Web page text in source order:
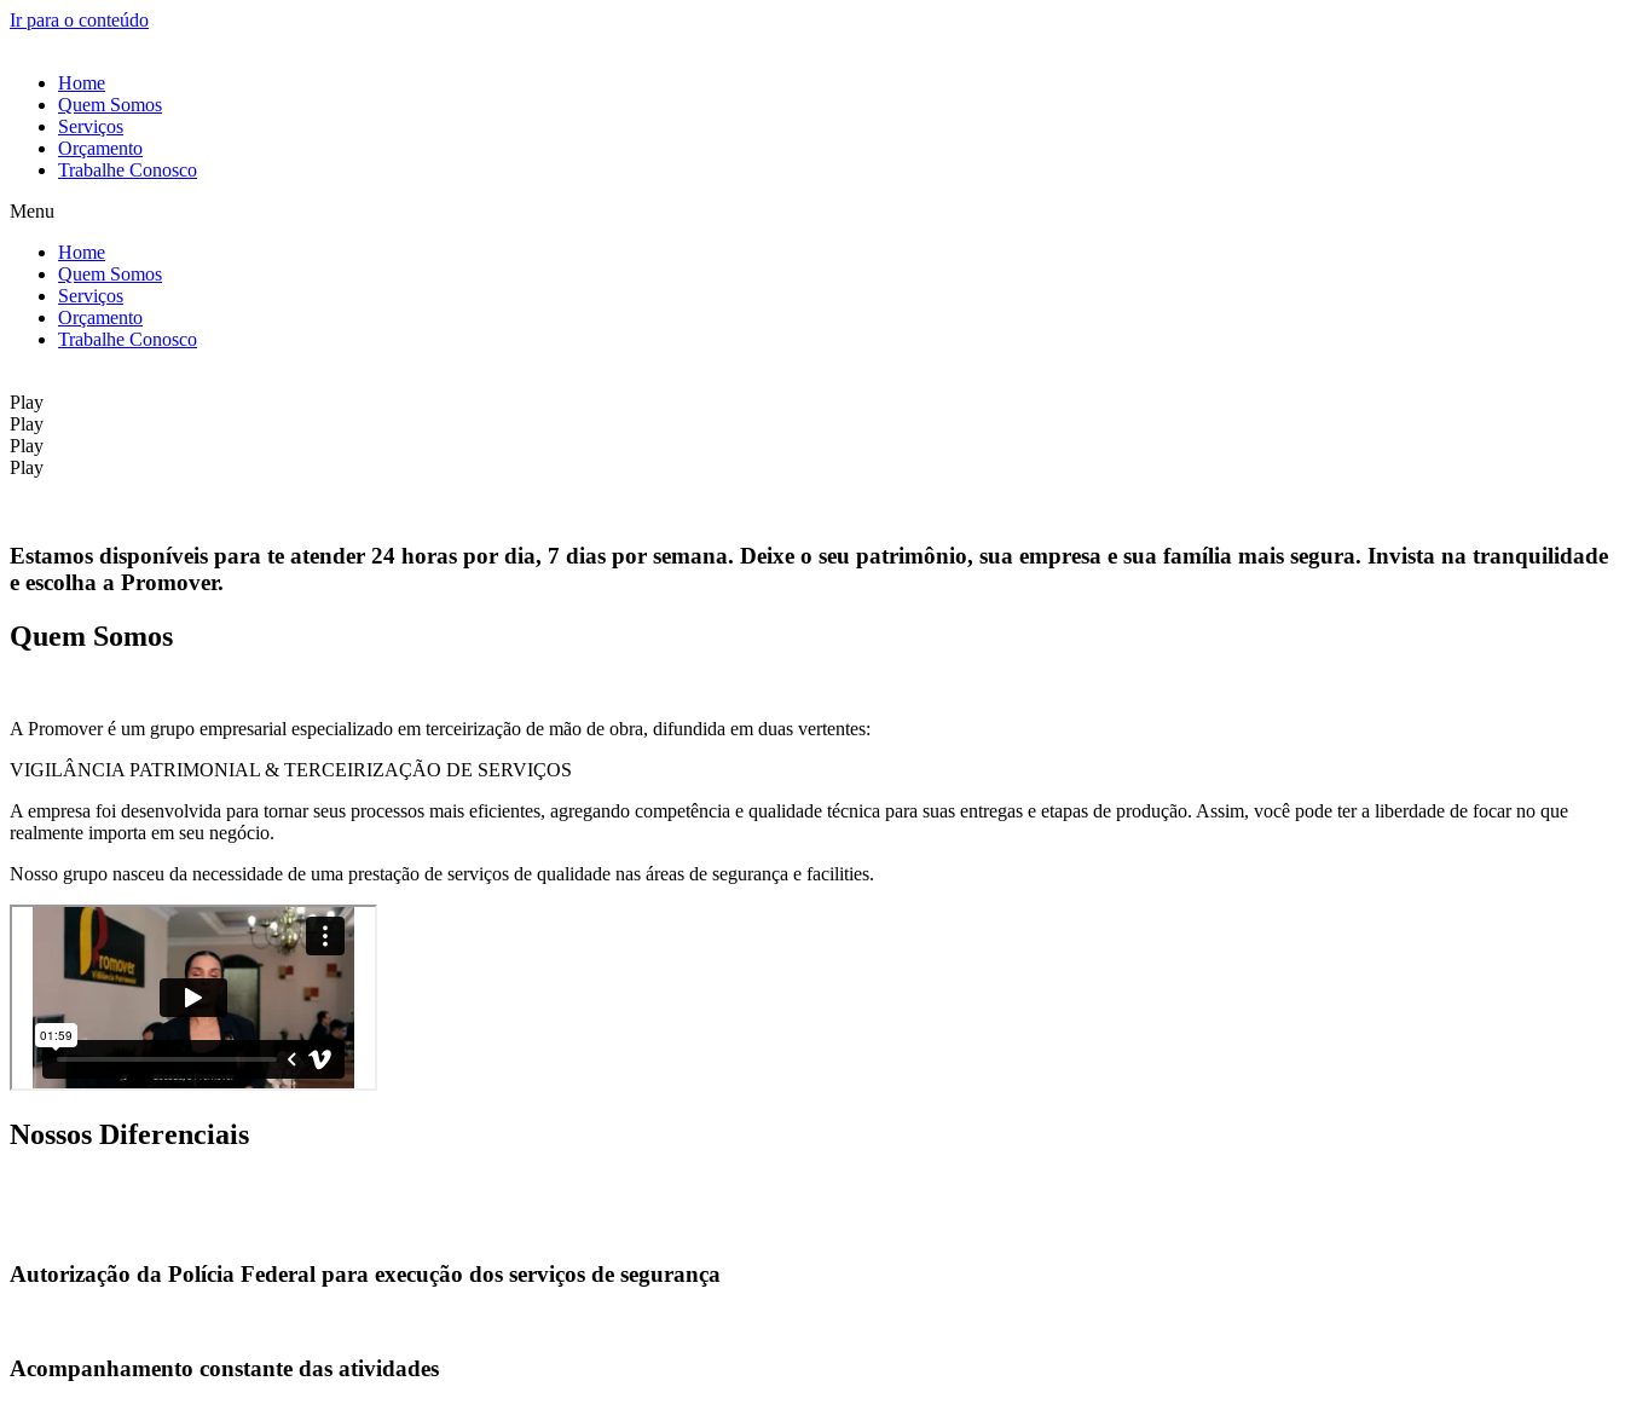
Ir para o conteúdo
Home
Quem Somos
Serviços
Orçamento
Trabalhe Conosco
Menu
Home
Quem Somos
Serviços
Orçamento
Trabalhe Conosco
Play
Play
Play
Play
Estamos disponíveis para te atender 24 horas por dia, 7 dias por semana. Deixe o seu patrimônio, sua empresa e sua família mais segura. Invista na tranquilidade
e escolha a Promover.
Quem Somos
A Promover é um grupo empresarial especializado em terceirização de mão de obra, difundida em duas vertentes:
VIGILÂNCIA PATRIMONIAL & TERCEIRIZAÇÃO DE SERVIÇOS
A empresa foi desenvolvida para tornar seus processos mais eficientes, agregando competência e qualidade técnica para suas entregas e etapas de produção. Assim, você pode ter a liberdade de focar no que
realmente importa em seu negócio.
Nosso grupo nasceu da necessidade de uma prestação de serviços de qualidade nas áreas de segurança e facilities.
Nossos Diferenciais
Autorização da Polícia Federal para execução dos serviços de segurança
Acompanhamento constante das atividades